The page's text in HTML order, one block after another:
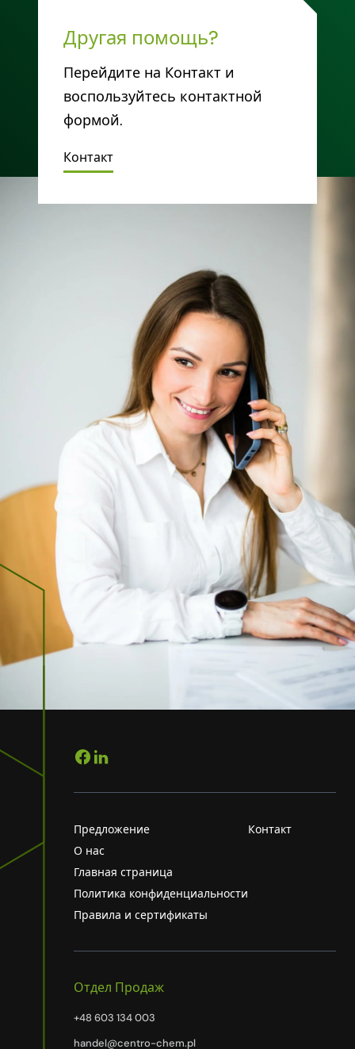
Другая помощь?
Перейдите на Контакт и
воспользуйтесь контактной
формой.
Контакт
Предложение
О нас
Главная страница
Политика конфиденциальности
Правила и сертификаты
Контакт
Отдел Продаж
+48 603 134 003
handel@centro-chem.pl